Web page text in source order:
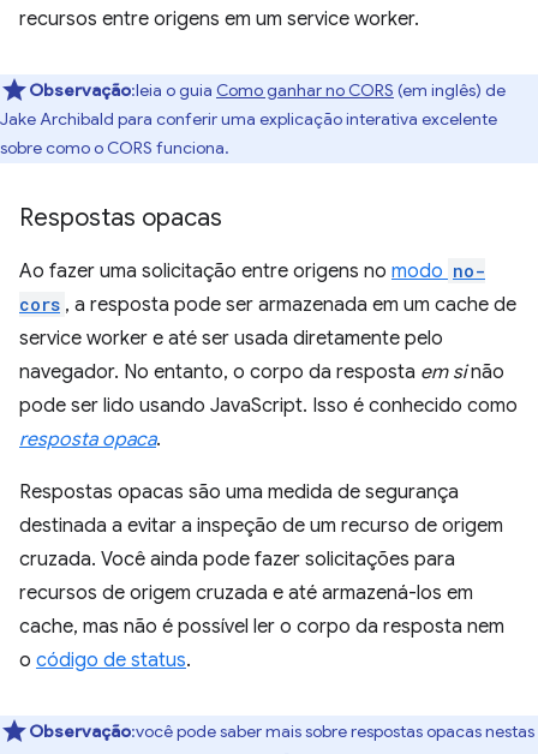
recursos entre origens em um service worker.
Observação:leia o guia Como ganhar no CORS (em inglês) de
Jake Archibald para conferir uma explicação interativa excelente
sobre como o CORS funciona.
Respostas opacas
Ao fazer uma solicitação entre origens no modo no-
cors , a resposta pode ser armazenada em um cache de
service worker e até ser usada diretamente pelo
navegador. No entanto, o corpo da resposta em sinão
pode ser lido usando JavaScript. Isso é conhecido como
resposta opaca.
Respostas opacas são uma medida de segurança
destinada a evitar a inspeção de um recurso de origem
cruzada. Você ainda pode fazer solicitações para
recursos de origem cruzada e até armazená-los em
cache, mas não é possível ler o corpo da resposta nem
o código de status.
Observação:você pode saber mais sobre respostas opacas nestas